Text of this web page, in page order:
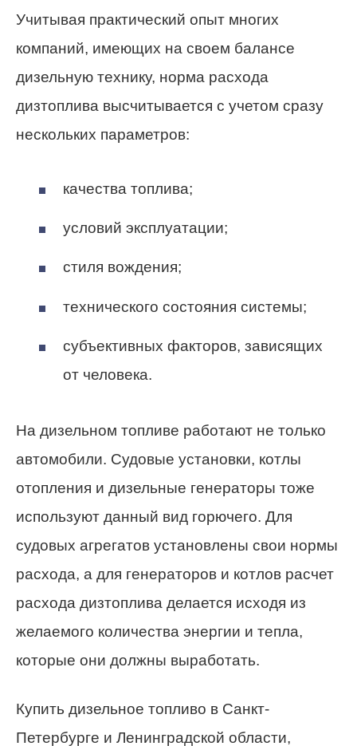
Учитывая практический опыт многих
компаний, имеющих на своем балансе
дизельную технику, норма расхода
дизтоплива высчитывается с учетом сразу
нескольких параметров:
качества топлива;
условий эксплуатации;
стиля вождения;
технического состояния системы;
субъективных факторов, зависящих
от человека.
На дизельном топливе работают не только
автомобили. Судовые установки, котлы
отопления и дизельные генераторы тоже
используют данный вид горючего. Для
судовых агрегатов установлены свои нормы
расхода, а для генераторов и котлов расчет
расхода дизтоплива делается исходя из
желаемого количества энергии и тепла,
которые они должны выработать.
Купить дизельное топливо в Санкт-
Петербурге и Ленинградской области,